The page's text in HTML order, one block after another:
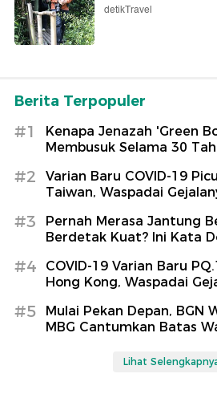
detikTravel
Berita Terpopuler
#1
Kenapa Jenazah 'Green
Membusuk Selama 30
#2
Varian Baru COVID-19
Taiwan, Waspadai
#3
Pernah Merasa Jantung
Berdetak Kuat? Ini Kata
#4
COVID-19 Varian Baru
Hong Kong, Waspadai
#5
Mulai Pekan Depan, BGN
MBG Cantumkan Batas
Lihat